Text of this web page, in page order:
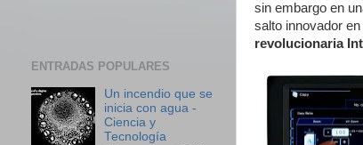
sin embargo en
salto innovador
revolucionaria
ENTRADAS POPULARES
Un incendio que se
inicia con agua -
Ciencia y
Tecnología